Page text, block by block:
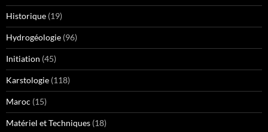
Historique (19)
Hydrogéologie (96)
Initiation (45)
Karstologie (118)
Maroc (15)
Matériel et Techniques (18)